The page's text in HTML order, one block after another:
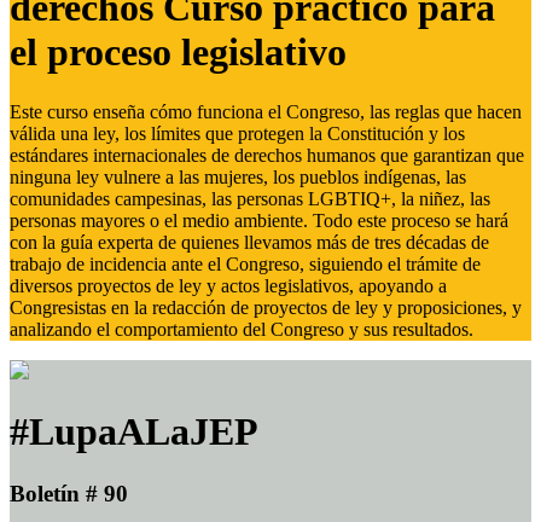
el proceso legislativo
Este curso enseña cómo funciona el Congreso, las reglas que hacen
válida una ley, los límites que protegen la Constitución y los
estándares internacionales de derechos humanos que garantizan que
ninguna ley vulnere a las mujeres, los pueblos indígenas, las
comunidades campesinas, las personas LGBTIQ+, la niñez, las
personas mayores o el medio ambiente. Todo este proceso se hará
con la guía experta de quienes llevamos más de tres décadas de
trabajo de incidencia ante el Congreso, siguiendo el trámite de
diversos proyectos de ley y actos legislativos, apoyando a
Congresistas en la redacción de proyectos de ley y proposiciones, y
analizando el comportamiento del Congreso y sus resultados.
#LupaALaJEP
Boletín # 90